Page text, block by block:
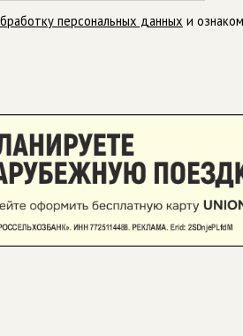
персональных данных и